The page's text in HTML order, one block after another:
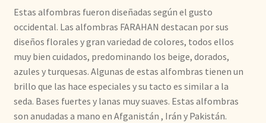
Estas alfombras fueron diseñadas según el gusto
occidental. Las alfombras FARAHAN destacan por sus
diseños florales y gran variedad de colores, todos ellos
muy bien cuidados, predominando los beige, dorados,
azules y turquesas. Algunas de estas alfombras tienen un
brillo que las hace especiales y su tacto es similar a la
seda. Bases fuertes y lanas muy suaves. Estas alfombras
son anudadas a mano en Afganistán , Irán y Pakistán.